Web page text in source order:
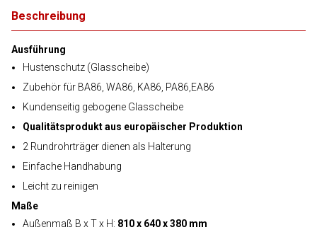
Beschreibung
Ausführung
Hustenschutz (Glasscheibe)
Zubehör für BA86, WA86, KA86, PA86,EA86
Kundenseitig gebogene Glasscheibe
Qualitätsprodukt aus europäischer Produktion
2 Rundrohrträger dienen als Halterung
Einfache Handhabung
Leicht zu reinigen
Maße
Außenmaß B x T x H: 810 x 640 x 380 mm